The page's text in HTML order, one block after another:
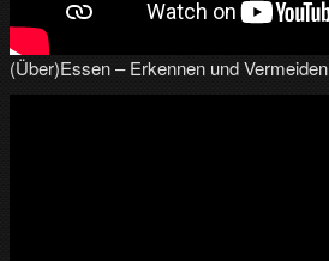
(Über)Essen – Erkennen und Vermeiden